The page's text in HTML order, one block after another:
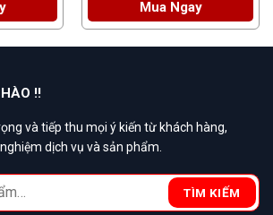
thể thao HPL 20CV đồng hành cùng bạn
Mua Ngay
!!
và tiếp thu mọi ý kiến từ khách hàng,
dịch vụ và sản phẩm.
TÌM KIẾM